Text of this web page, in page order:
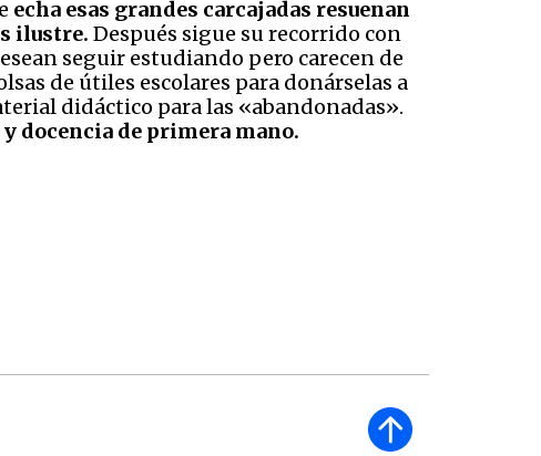
echa esas grandes carcajadas resuenan
ilustre. Después sigue su recorrido con
seguir estudiando pero carecen de
de útiles escolares para donárselas a
didáctico para las «abandonadas».
docencia de primera mano.